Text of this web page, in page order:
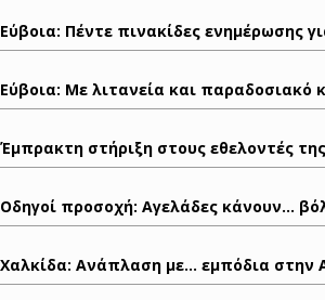
Εύβοια: Πέντε πινακίδες ενημέρωσης
Εύβοια: Με λιτανεία και
Έμπρακτη στήριξη στους εθελοντές
Οδηγοί προσοχή: Αγελάδες κάνουν…
Χαλκίδα: Ανάπλαση με… εμπόδια στην